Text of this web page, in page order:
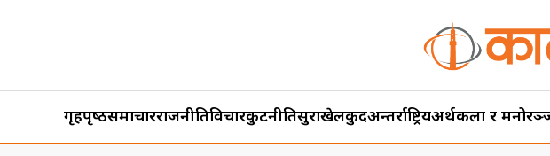
गृहपृष्‍ठसमाचारराजनीतिविचारकुटनीतिसुरक्षाखेलकुदअन्तर्राष्ट्रियअर्थकला र